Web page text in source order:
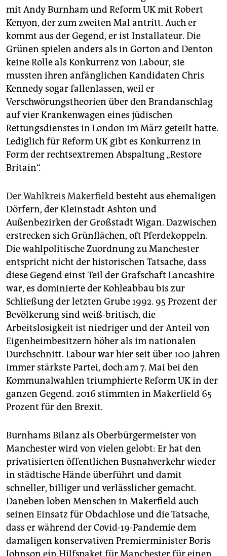
mit Andy Burnham und Reform UK mit Robert
Kenyon, der zum zweiten Mal antritt. Auch er
kommt aus der Gegend, er ist Installateur. Die
Grünen spielen anders als in Gorton and Denton
keine Rolle als Konkurrenz von Labour, sie
mussten ihren anfänglichen Kandidaten Chris
Kennedy sogar fallenlassen, weil er
Verschwörungstheorien über den Brandanschlag
auf vier Krankenwagen eines jüdischen
Rettungsdienstes in London im März geteilt hatte.
Lediglich für Reform UK gibt es Konkurrenz in
Form der rechtsextremen Abspaltung „Restore
Britain“.
Der Wahlkreis Makerfieldbesteht aus ehemaligen
Dörfern, der Kleinstadt Ashton und
Außenbezirken der Großstadt Wigan. Dazwischen
erstrecken sich Grünflächen, oft Pferdekoppeln.
Die wahlpolitische Zuordnung zu Manchester
entspricht nicht der historischen Tatsache, dass
diese Gegend einst Teil der Grafschaft Lancashire
war, es dominierte der Kohleabbau bis zur
Schließung der letzten Grube 1992. 95 Prozent der
Bevölkerung sind weiß-britisch, die
Arbeitslosigkeit ist niedriger und der Anteil von
Eigenheimbesitzern höher als im nationalen
Durchschnitt. Labour war hier seit über 100 Jahren
immer stärkste Partei, doch am 7. Mai bei den
Kommunalwahlen triumphierte Reform UK in der
ganzen Gegend. 2016 stimmten in Makerfield 65
Prozent für den Brexit.
Burnhams Bilanz als Oberbürgermeister von
Manchester wird von vielen gelobt: Er hat den
privatisierten öffentlichen Busnahverkehr wieder
in städtische Hände überführt und damit
schneller, billiger und verlässlicher gemacht.
Daneben loben Menschen in Makerfield auch
seinen Einsatz für Obdachlose und die Tatsache,
dass er während der Covid-19-Pandemie dem
damaligen konservativen Premierminister Boris